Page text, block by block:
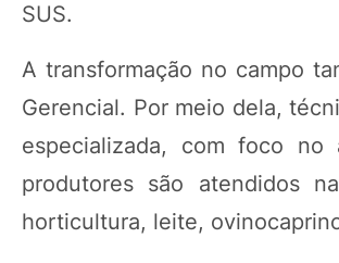
SUS.
A transformação no campo
Gerencial. Por meio dela,
especializada, com foco
produtores são atendidos
horticultura, leite,